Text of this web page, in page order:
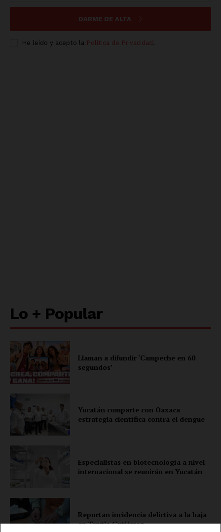
DARME DE ALTA
He leído y acepto la Política de Privacidad .
Lo + Popular
Llaman a difundir ‘Campeche en 60
segundos’
Yucatán comparte con Oaxaca
estrategia científica contra el dengue
Especialistas en biotecnología a nivel
internacional se reunirán en Yucatán
Reportan incidencia delictiva a la baja
en Tuxtla Gutiérrez